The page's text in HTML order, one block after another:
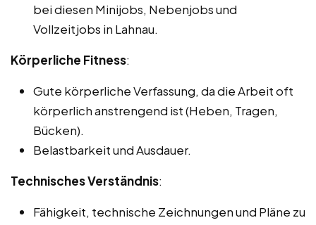
bei diesen Minijobs, Nebenjobs und
Vollzeitjobs in Lahnau.
Körperliche Fitness:
Gute körperliche Verfassung, da die Arbeit oft
körperlich anstrengend ist (Heben, Tragen,
Bücken).
Belastbarkeit und Ausdauer.
Technisches Verständnis:
Fähigkeit, technische Zeichnungen und Pläne zu